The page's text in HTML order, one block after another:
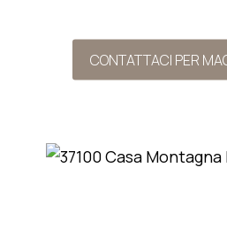
CONTATTACI PER